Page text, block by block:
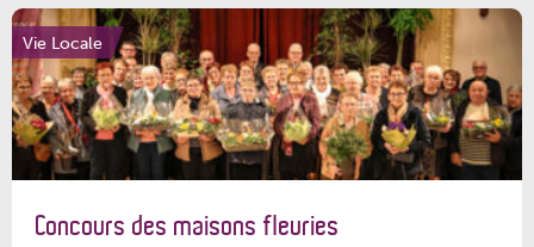
Vie Locale
Concours des maisons fleuries